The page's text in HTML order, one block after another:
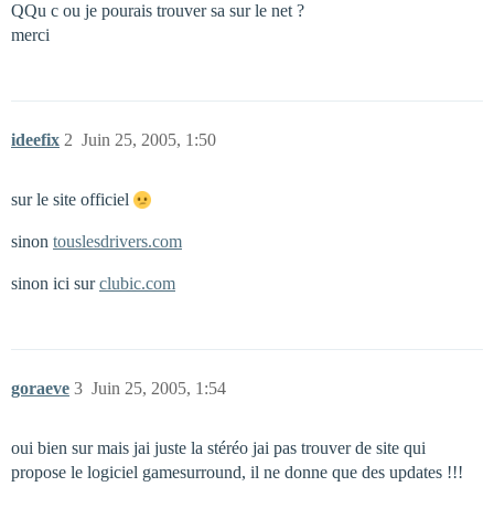
QQu c ou je pourais trouver sa sur le net ?
merci
ideefix Juin 25, 2005, 1:50
2
sur le site officiel
sinon touslesdrivers.com
sinon ici surclubic.com
goraeve Juin 25, 2005, 1:54
3
oui bien sur mais jai juste la stéréo jai pas trouver de site qui
propose le logiciel gamesurround, il ne donne que des updates !!!